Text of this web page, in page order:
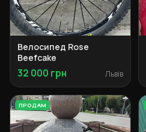
Велосипед Rose
Beefcake
32 000 грн Львів
ПРОДАМ